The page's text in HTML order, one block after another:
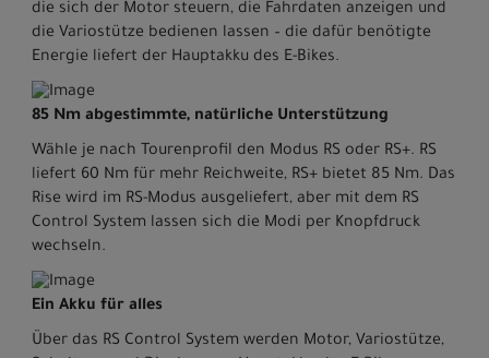
die sich der Motor steuern, die Fahrdaten anzeigen und
die Variostütze bedienen lassen – die dafür benötigte
Energie liefert der Hauptakku des E-Bikes.
85 Nm abgestimmte, natürliche Unterstützung
Wähle je nach Tourenprofil den Modus RS oder RS+. RS
liefert 60 Nm für mehr Reichweite, RS+ bietet 85 Nm. Das
Rise wird im RS-Modus ausgeliefert, aber mit dem RS
Control System lassen sich die Modi per Knopfdruck
wechseln.
Ein Akku für alles
Über das RS Control System werden Motor, Variostütze,